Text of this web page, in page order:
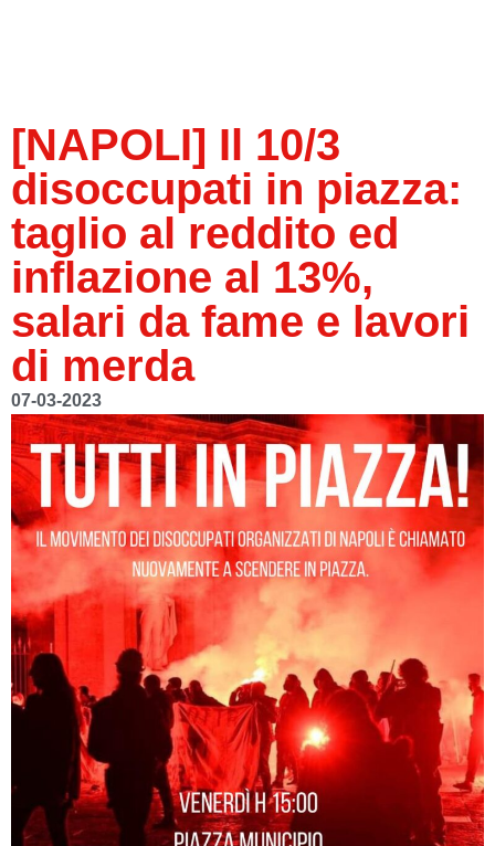
[NAPOLI] Il 10/3
disoccupati in piazza:
taglio al reddito ed
inflazione al 13%,
salari da fame e lavori
di merda
07-03-2023